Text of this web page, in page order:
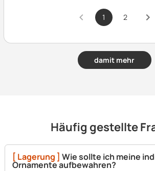
1 2
damit mehr
Häufig gestellte
[ Lagerung ] Wie sollte ich meine
Ornamente aufbewahren?